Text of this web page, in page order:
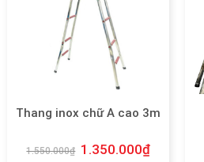
Thang inox chữ A cao 3m
1.550.000₫ 1.350.000₫